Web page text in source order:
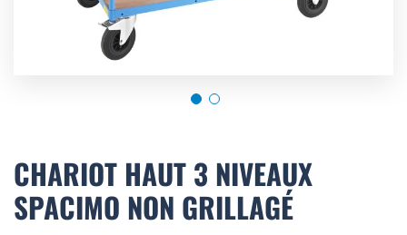
to
the
beginning
of
CHARIOT HAUT 3 NIVEAUX
SPACIMO NON GRILLAGÉ